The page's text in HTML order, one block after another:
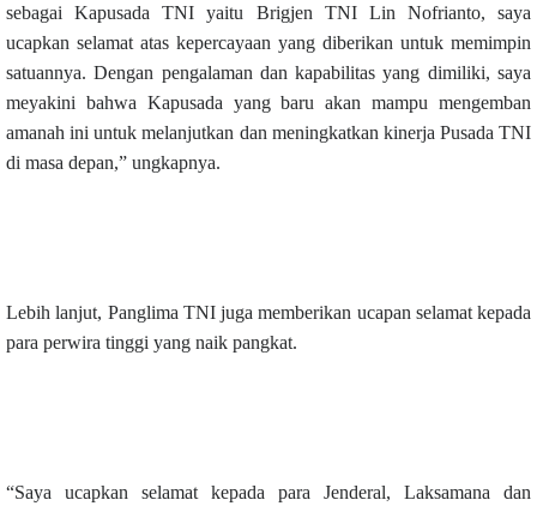
sebagai Kapusada TNI yaitu Brigjen TNI Lin Nofrianto, saya
ucapkan selamat atas kepercayaan yang diberikan untuk memimpin
satuannya. Dengan pengalaman dan kapabilitas yang dimiliki, saya
meyakini bahwa Kapusada yang baru akan mampu mengemban
amanah ini untuk melanjutkan dan meningkatkan kinerja Pusada TNI
di masa depan,” ungkapnya.
Lebih lanjut, Panglima TNI juga memberikan ucapan selamat kepada
para perwira tinggi yang naik pangkat.
“Saya ucapkan selamat kepada para Jenderal, Laksamana dan